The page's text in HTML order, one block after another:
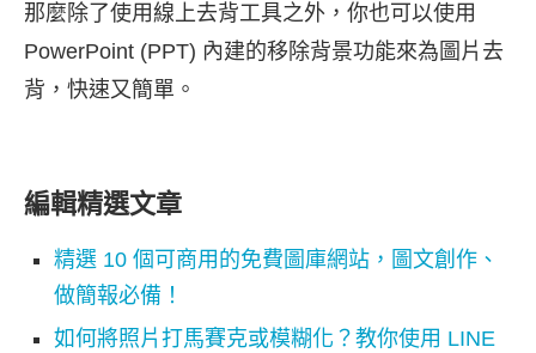
那麼除了使用線上去背工具之外，你也可以使用
PowerPoint (PPT) 內建的移除背景功能來為圖片去
背，快速又簡單。
編輯精選文章
精選 10 個可商用的免費圖庫網站，圖文創作、
做簡報必備！
如何將照片打馬賽克或模糊化？教你使用 LINE